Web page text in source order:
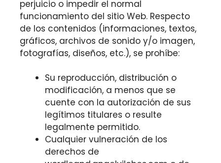
perjuicio o impedir el normal
funcionamiento del sitio Web. Respecto
de los contenidos (informaciones, textos,
gráficos, archivos de sonido y/o imagen,
fotografías, diseños, etc.), se prohíbe:
Su reproducción, distribución o
modificación, a menos que se
cuente con la autorización de sus
legítimos titulares o resulte
legalmente permitido.
Cualquier vulneración de los
derechos de